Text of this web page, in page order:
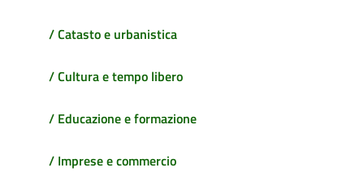
/ Catasto e urbanistica
/ Cultura e tempo libero
/ Educazione e formazione
/ Imprese e commercio